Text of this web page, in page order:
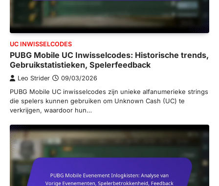
UC INWISSELCODES
PUBG Mobile UC Inwisselcodes: Historische trends,
Gebruikstatistieken, Spelerfeedback
Leo Strider 09/03/2026
PUBG Mobile UC inwisselcodes zijn unieke alfanumerieke strings
die spelers kunnen gebruiken om Unknown Cash (UC) te
verkrijgen, waardoor hun…